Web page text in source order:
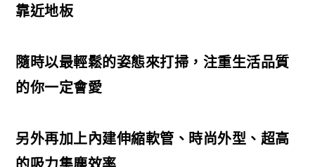
靠近地板
隨時以最輕鬆的姿態來打掃，注重生活品質
的你一定會愛
另外再加上內建伸縮軟管、時尚外型、超高